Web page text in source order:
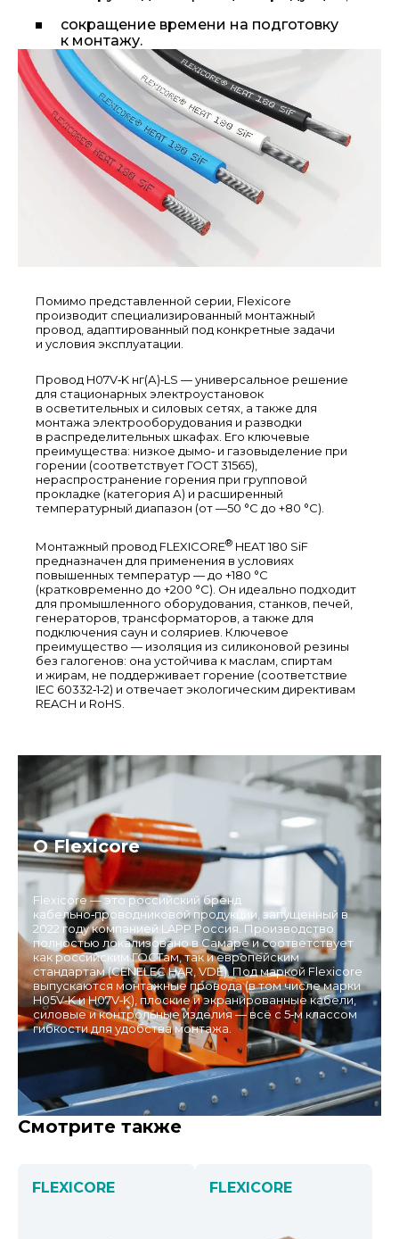
сокращение времени на подготовку
к монтажу.
Помимо представленной серии, Flexicore
производит специализированный монтажный
провод, адаптированный под конкретные задачи
и условия эксплуатации.
Провод H07V‑K нг(А)‑LS — универсальное решение
для стационарных электроустановок
в осветительных и силовых сетях, а также для
монтажа электрооборудования и разводки
в распределительных шкафах. Его ключевые
преимущества: низкое дымо‑ и газовыделение при
горении (соответствует ГОСТ 31565),
нераспространение горения при групповой
прокладке (категория А) и расширенный
температурный диапазон (от —50 °C до +80 °C).
Монтажный провод FLEXICORE® HEAT 180 SiF
предназначен для применения в условиях
повышенных температур — до +180 °C
(кратковременно до +200 °C). Он идеально подходит
для промышленного оборудования, станков, печей,
генераторов, трансформаторов, а также для
подключения саун и соляриев. Ключевое
преимущество — изоляция из силиконовой резины
без галогенов: она устойчива к маслам, спиртам
и жирам, не поддерживает горение (соответствие
IEC 60332‑1‑2) и отвечает экологическим директивам
REACH и RoHS.
О Flexicore
Flexicore — это российский бренд
кабельно‑проводниковой продукции, запущенный в
2022 году компанией LAPP Россия. Производство
полностью локализовано в Самаре и соответствует
как российским ГОСТам, так и европейским
стандартам (CENELEC HAR, VDE). Под маркой Flexicore
выпускаются монтажные провода (в том числе марки
H05V‑K и H07V‑K), плоские и экранированные кабели,
силовые и контрольные изделия — всё с 5‑м классом
гибкости для удобства монтажа.
Смотрите также
FLEXICORE FLEXICORE